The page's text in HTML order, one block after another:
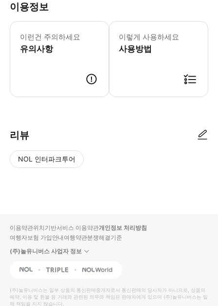
이용정보
이런건 주의하세요
유의사항
월요일-일요일: 10:00-19:00
* 14세기 고대 유물을 관찰하고 역사
이렇게 사용하세요
사용방법
리뷰
NOL 인터파크투어
입니
다.
높
은
동
영
순
상
이용약관위치기반서비스 이용약관개인정보 처리방침
여행자보험 가입안내여행약관분쟁해결기준
(주)놀유니버스 사업자 정보
NOL Triple Interpark Global
(주)놀유니버스는 일부 상품의 통신판매중개자로서 통신판매의 당사자가 아니므로, 상품의
예약, 이용 및 환불 등 거래와 관련된 의무와 책임은 판매자에게 있으며 (주)놀유니버스는 일
체 책임을 지지 않습니다.